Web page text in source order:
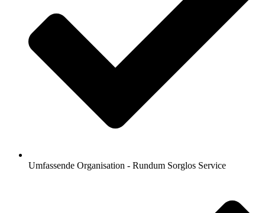
Umfassende Organisation - Rundum Sorglos Service